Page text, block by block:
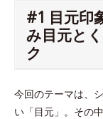
#1 目元印
み目元と
ク
今回のテーマは、
い「目元」。その